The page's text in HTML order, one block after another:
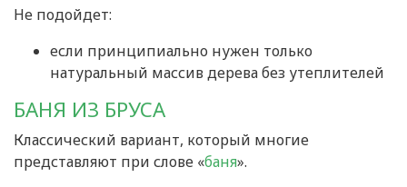
Не подойдет:
если принципиально нужен только
натуральный массив дерева без утеплителей
БАНЯ ИЗ БРУСА
Классический вариант, который многие
представляют при слове «баня».